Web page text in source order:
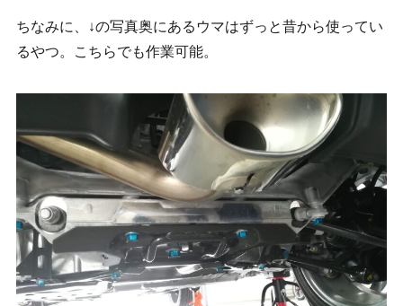
ちなみに、↓の写真奥にあるウマはずっと昔から使ってい
るやつ。こちらでも作業可能。